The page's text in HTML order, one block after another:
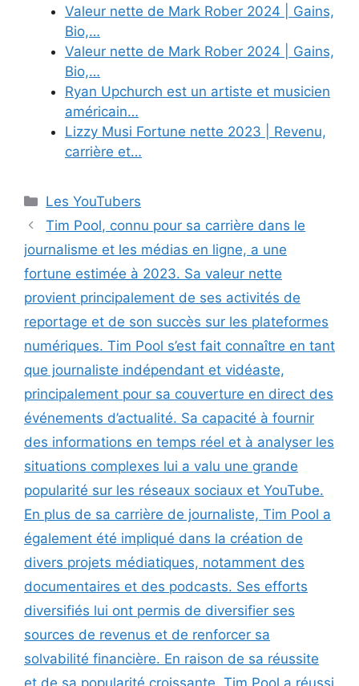
Valeur nette de Mark Rober 2024 | Gains,
Bio,…
Valeur nette de Mark Rober 2024 | Gains,
Bio,…
Ryan Upchurch est un artiste et musicien
américain…
Lizzy Musi Fortune nette 2023 | Revenu,
carrière et…
Categories
Les YouTubers
Tim Pool, connu pour sa carrière dans le
journalisme et les médias en ligne, a une
fortune estimée à 2023. Sa valeur nette
provient principalement de ses activités de
reportage et de son succès sur les plateformes
numériques. Tim Pool s’est fait connaître en tant
que journaliste indépendant et vidéaste,
principalement pour sa couverture en direct des
événements d’actualité. Sa capacité à fournir
des informations en temps réel et à analyser les
situations complexes lui a valu une grande
popularité sur les réseaux sociaux et YouTube.
En plus de sa carrière de journaliste, Tim Pool a
également été impliqué dans la création de
divers projets médiatiques, notamment des
documentaires et des podcasts. Ses efforts
diversifiés lui ont permis de diversifier ses
sources de revenus et de renforcer sa
solvabilité financière. En raison de sa réussite
et de sa popularité croissante, Tim Pool a réussi